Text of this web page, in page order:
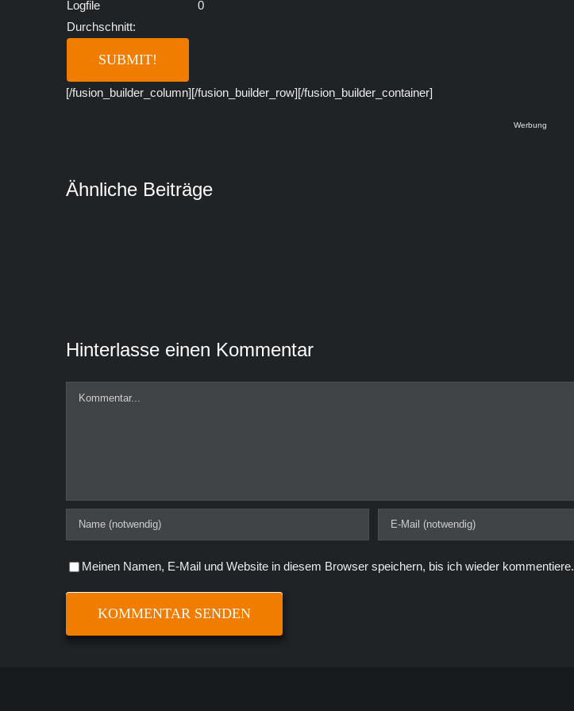
Logfile
0
Durchschnitt:
[/fusion_builder_column][/fusion_builder_row][/fusion_builder_container]
Werbung
Ähnliche Beiträge
Hinterlasse einen Kommentar
Kommentar
Meinen Namen, E-Mail und Website in diesem Browser speichern, bis ich wieder kommentiere.